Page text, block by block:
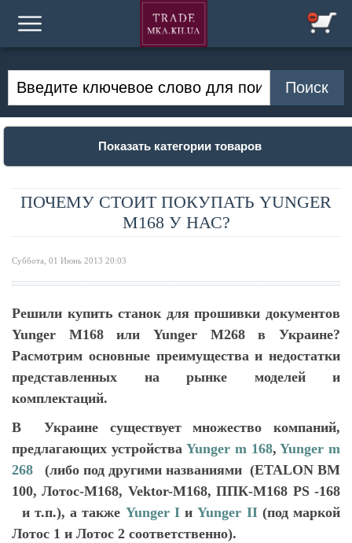
Показать категории товаров
ПОЧЕМУ СТОИТ ПОКУПАТЬ YUNGER
M168 У НАС?
Суббота, 01 Июнь 2013 20:03
Решили купить станок для прошивки документов
Yunger M168 или Yunger M268 в Украине?
Расмотрим основные преимущества и недостатки
представленных на рынке моделей и
комплектаций.
В Украине существует множество компаний,
предлагающих устройстваYunger m 168,Yunger m
268 (либо под другими названиями (ETALON BM
100, Лотос-М168, Vektor-M168, ППК-М168 PS -168
и т.п.), а также Yunger IиYunger II(под маркой
Лотос 1 и Лотос 2 соответственно).